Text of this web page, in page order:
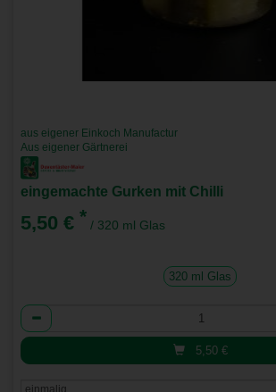
aus eigener Einkoch Manufactur
Aus eigener Gärtnerei
eingemachte Gurken mit Chilli
5,50 € * / 320 ml Glas
320 ml Glas
Anzahl
5,50 €